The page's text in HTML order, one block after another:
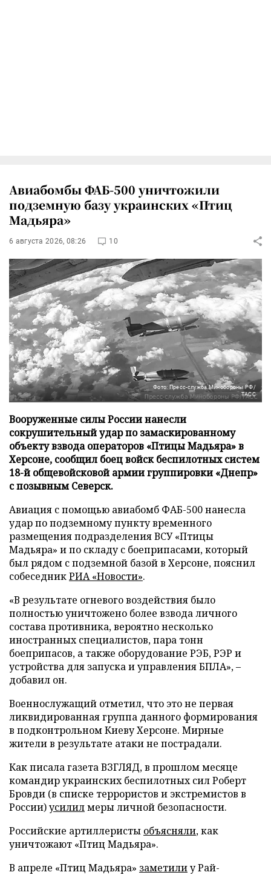
Авиабомбы ФАБ-500 уничтожили
подземную базу украинских «Птиц
Мадьяра»
6 августа 2026, 08:26 10
Фото: Пресс-служба Минобороны РФ/
ТАСС
Вооруженные силы России нанесли
сокрушительный удар по замаскированному
объекту взвода операторов «Птицы Мадьяра» в
Херсоне, сообщил боец войск беспилотных систем
18-й общевойсковой армии группировки «Днепр»
с позывным Северск.
Авиация с помощью авиабомб ФАБ-500 нанесла
удар по подземному пункту временного
размещения подразделения ВСУ «Птицы
Мадьяра» и по складу с боеприпасами, который
был рядом с подземной базой в Херсоне, пояснил
собеседникРИА «Новости».
«В результате огневого воздействия было
полностью уничтожено более взвода личного
состава противника, вероятно несколько
иностранных специалистов, пара тонн
боеприпасов, а также оборудование РЭБ, РЭР и
устройства для запуска и управления БПЛА», –
добавил он.
Военнослужащий отметил, что это не первая
ликвидированная группа данного формирования
в подконтрольном Киеву Херсоне. Мирные
жители в результате атаки не пострадали.
Как писала газета ВЗГЛЯД, в прошлом месяце
командир украинских беспилотных сил Роберт
Бровди (в списке террористов и экстремистов в
России)усилилмеры личной безопасности.
Российские артиллеристы объясняли, как
уничтожают «Птиц Мадьяра».
В апреле «Птиц Мадьяра» заметилиу Рай-